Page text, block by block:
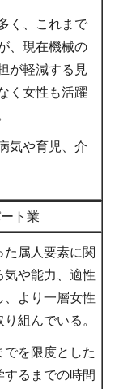
く、これまで
、現在機械の
が軽減する見
く女性も活躍
気や育児、介
ト業
属人要素に関
気や能力、適性
、より一層女性
組んでいる。
を限度とした
るまでの時間